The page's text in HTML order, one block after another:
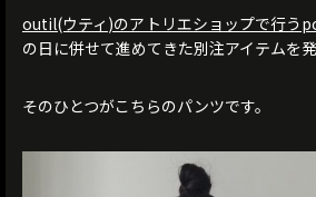
outil(ウティ)のアトリエショップで行う
の日に併せて進めてきた別注アイテムを発
そのひとつがこちらのパンツです。